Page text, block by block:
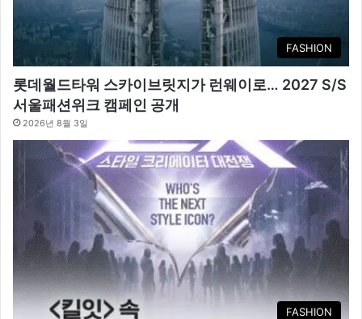
FASHION
롯데월드타워 스카이브릿지가 런웨이로… 2027 S/S
서울패션위크 캠페인 공개
2026년 8월 3일
FASHION